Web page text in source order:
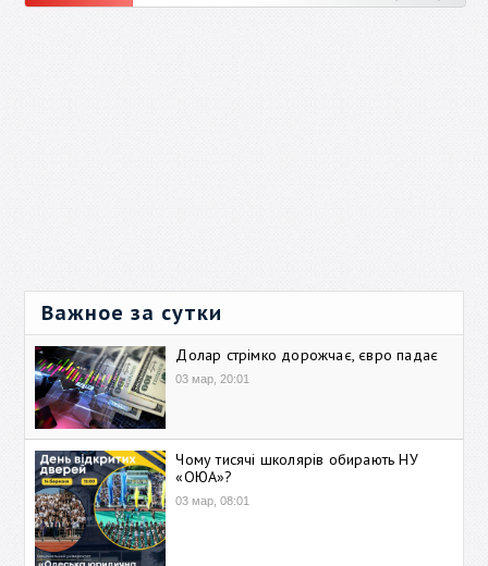
Важное за сутки
Долар стрімко дорожчає, євро падає
03 мар, 20:01
Чому тисячі школярів обирають НУ
«ОЮА»?
03 мар, 08:01